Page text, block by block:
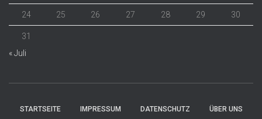
24 25 26 27 28 29 30
31
« Juli
STARTSEITE IMPRESSUM DATENSCHUTZ ÜBER UNS